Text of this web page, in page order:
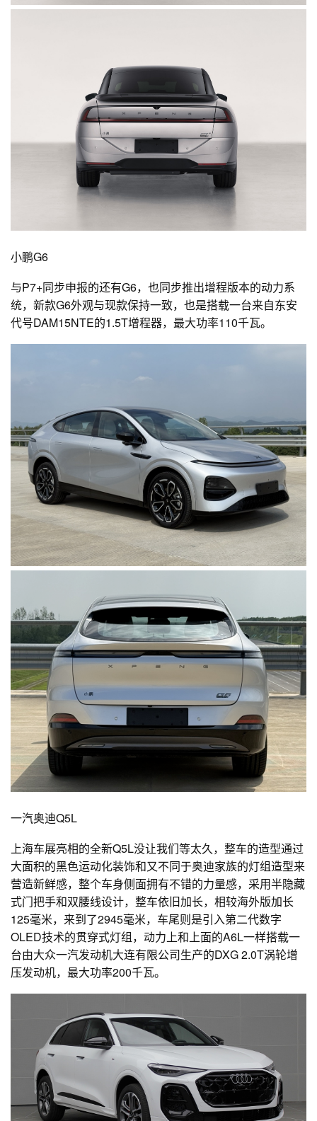
小鹏G6
与P7+同步申报的还有G6，也同步推出增程版本的动力系
统，新款G6外观与现款保持一致，也是搭载一台来自东安
代号DAM15NTE的1.5T增程器，最大功率110千瓦。
一汽奥迪Q5L
上海车展亮相的全新Q5L没让我们等太久，整车的造型通过
大面积的黑色运动化装饰和又不同于奥迪家族的灯组造型来
营造新鲜感，整个车身侧面拥有不错的力量感，采用半隐藏
式门把手和双腰线设计，整车依旧加长，相较海外版加长
125毫米，来到了2945毫米，车尾则是引入第二代数字
OLED技术的贯穿式灯组，动力上和上面的A6L一样搭载一
台由大众一汽发动机大连有限公司生产的DXG 2.0T涡轮增
压发动机，最大功率200千瓦。